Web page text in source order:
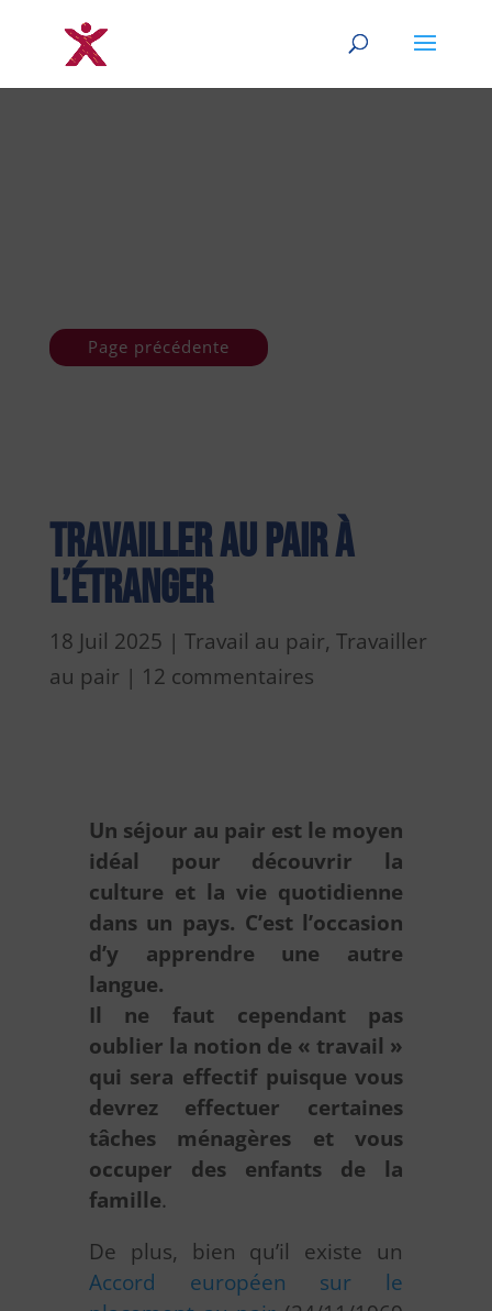
Page précédente
Travailler au pair à
l’étranger
18 Juil 2025 | Travail au pair, Travailler
au pair | 12 commentaires
Un séjour au pair est le moyen
idéal pour découvrir la
culture et la vie quotidienne
dans un pays. C’est l’occasion
d’y apprendre une autre
langue.
Il ne faut cependant pas
oublier la notion de « travail »
qui sera effectif puisque vous
devrez effectuer certaines
tâches ménagères et vous
occuper des enfants de la
famille.
De plus, bien qu’il existe un
Accord européen sur le